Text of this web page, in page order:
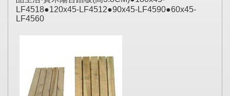
LF4518●120x45-LF4512●90x45-LF4590●60x45-
LF4560